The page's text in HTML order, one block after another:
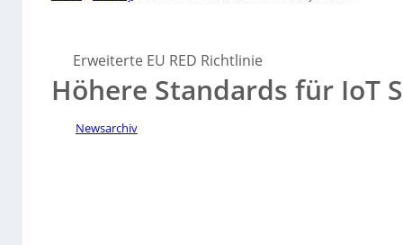
Erweiterte EU RED Richtlinie
Höhere Standards für IoT
Newsarchiv